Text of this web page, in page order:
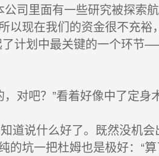
司里面有一些研究被探索
以现在我们的资金很不充
计划中最关键的一个环
吧？”看着好像中了定身
说什么好了。既然没机
坑一把杜姆也是极好：“算